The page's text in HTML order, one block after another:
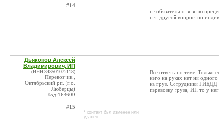
#14
не обязательно..я знаю
нет-другой вопрос..но
Дьяконов Алексей
Владимирович, ИП
(ИНН:343501072118)
Перевозчик ,
Октябрьский рп. (г.о.
Люберцы)
Код:164609
#15
* контакт был изменен или
удален
Все ответы по теме. Только
него на руках нет ни
на груз. Сотрудники ГИБДД
перевозку груза, ИП то у